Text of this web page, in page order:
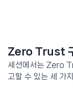
Zero Trust
세션에서는 Zero
고할 수 있는 세 가